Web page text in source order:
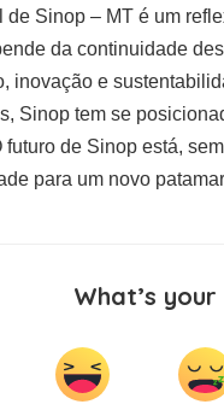
de Sinop – MT é um
da continuidade
inovação e
Sinop tem se
de Sinop está,
para um novo
What’s